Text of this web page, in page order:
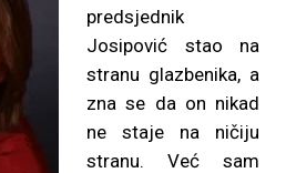
predsjednik
Josipović stao na
stranu glazbenika, a
zna se da on nikad
ne staje na ničiju
stranu. Već sam